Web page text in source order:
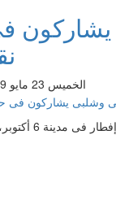
الخميس 23 مايو 2019 11:04 مساءً